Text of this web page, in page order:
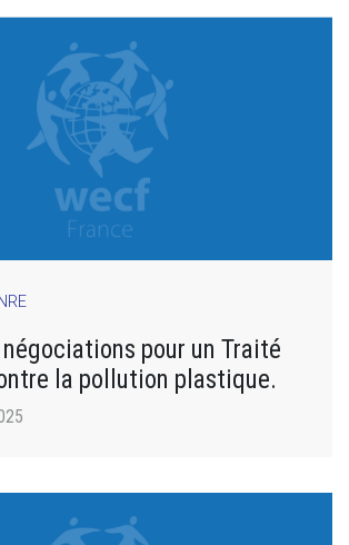
pour un Traité
la pollution plastique.